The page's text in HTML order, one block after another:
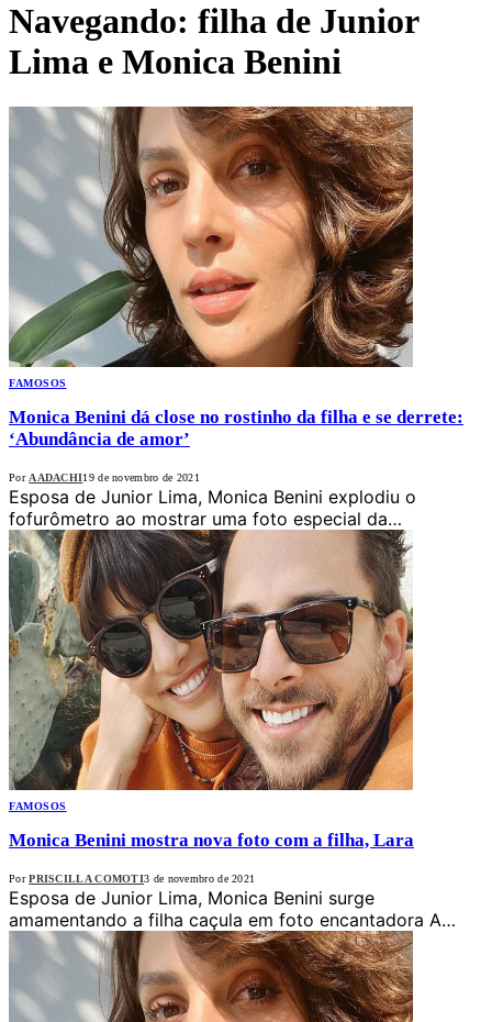
Navegando: filha de Junior
Lima e Monica Benini
FAMOSOS
Monica Benini dá close no rostinho da filha e se derrete:
‘Abundância de amor’
Por AADACHI19 de novembro de 2021
Esposa de Junior Lima, Monica Benini explodiu o
fofurômetro ao mostrar uma foto especial da…
FAMOSOS
Monica Benini mostra nova foto com a filha, Lara
Por PRISCILLA COMOTI3 de novembro de 2021
Esposa de Junior Lima, Monica Benini surge
amamentando a filha caçula em foto encantadora A…